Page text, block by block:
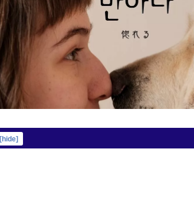
[hide]